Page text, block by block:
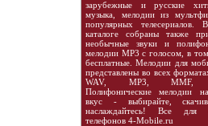
зарубежные и русские
музыка, мелодии из
популярных телесериалов.
каталоге собраны также
необычные звуки и
мелодии MP3 с голосом, в
бесплатные. Мелодии для
представлены во всех
WAV, MP3, MMF,
Полифонические мелодии
вкус - выбирайте,
наслаждайтесь! Все для
телефонов 4-Mobile.ru